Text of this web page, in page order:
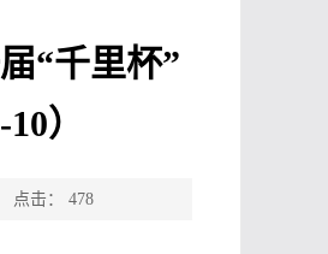
“千里杯”
）
击： 478